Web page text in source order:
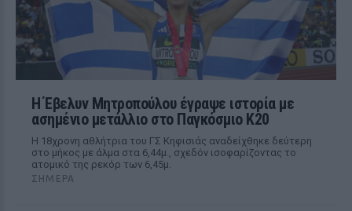
Η Έβελυν Μητροπούλου έγραψε ιστορία με
ασημένιο μετάλλιο στο Παγκόσμιο Κ20
Η 18χρονη αθλήτρια του ΓΣ Κηφισιάς αναδείχθηκε δεύτερη
στο μήκος με άλμα στα 6,44μ., σχεδόν ισοφαρίζοντας το
ατομικό της ρεκόρ των 6,45μ.
ΣΉΜΕΡΑ